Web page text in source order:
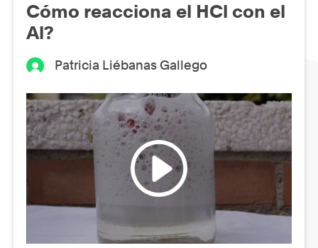
Cómo reacciona el HCl con el
Al?
Patricia Liébanas Gallego